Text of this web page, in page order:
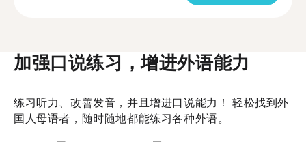
加强口说练习，增进外语能力
练习听力、改善发音，并且增进口说能力！ 轻松找到外
国人母语者，随时随地都能练习各种外语。